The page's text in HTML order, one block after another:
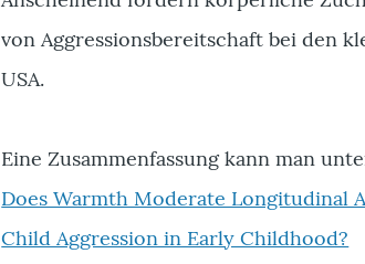
von Aggressionsbereitschaft bei den
USA.
Eine Zusammenfassung kann man
Does Warmth Moderate Longitudinal
Child Aggression in Early Childhood?